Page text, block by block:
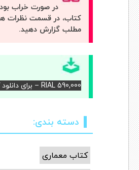
در صورت خراب
کتاب، در قسمت نظرات
مطلب گزارش دهید.
RIAL 590,000 – برای دانلود کتاب آن را خریداری کنید.
دسته بندی:
کتاب معماری